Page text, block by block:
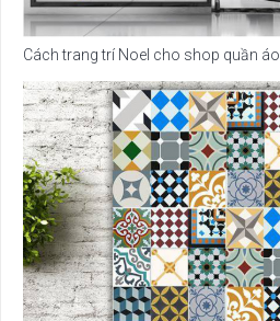
Cách trang trí Noel cho shop quần áo